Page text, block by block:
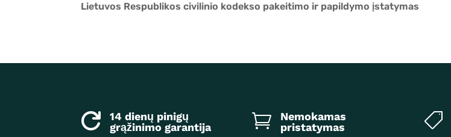
Lietuvos Respublikos civilinio kodekso pakeitimo ir papildymo įstatymas

14 dienų pinigų
grąžinimo garantija

Nemokamas
pristatymas
